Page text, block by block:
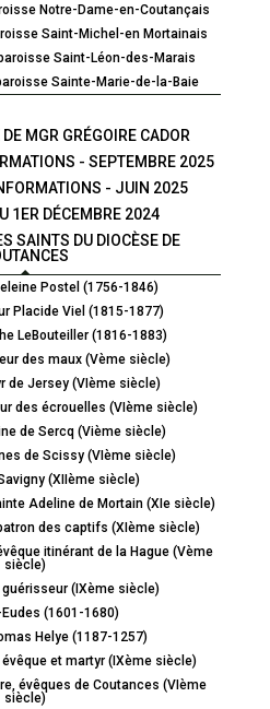
Notre-Dame-en-Coutançais
Saint-Michel-en Mortainais
Saint-Léon-des-Marais
Sainte-Marie-de-la-Baie
MGR GRÉGOIRE CADOR
- SEPTEMBRE 2025
- JUIN 2025
1ER DÉCEMBRE 2024
SAINTS DU DIOCÈSE DE
Postel (1756-1846)
Placide Viel (1815-1877)
LeBouteiller (1816-1883)
des maux (Vème siècle)
de Jersey (VIème siècle)
des écrouelles (VIème siècle)
de Sercq (Vième siècle)
de Scissy (VIème siècle)
(XIIème siècle)
Adeline de Mortain (XIe siècle)
des captifs (XIème siècle)
itinérant de la Hague (Vème
siècle)
(IXème siècle)
(1601-1680)
Helye (1187-1257)
et martyr (IXème siècle)
évêques de Coutances (VIème
siècle)